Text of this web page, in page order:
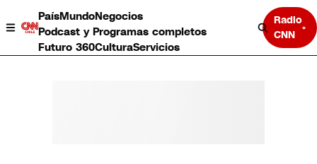
PaísMundoNegocios
Podcast y Programas completos
Futuro 360CulturaServicios
Radio
CNN